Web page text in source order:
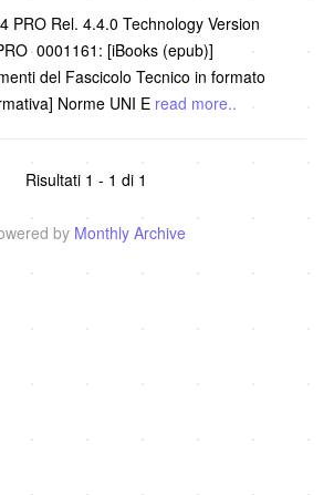
PRO Rel. 4.4.0 Technology Version
0001161: [iBooks (epub)]
del Fascicolo Tecnico in formato
Norme UNI E read more..
Risultati 1 - 1 di 1
by Monthly Archive